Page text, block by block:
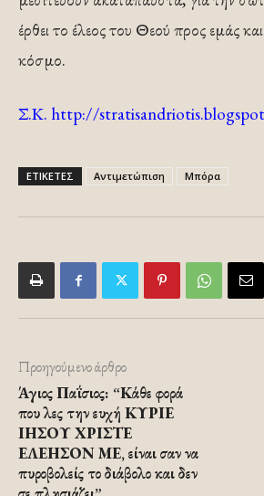
έρθει το έλεος του Θεού προς εμάς
κόσμο.
Σ.Κ. http://
ΕΤΙΚΕΤΕΣ Αντιμετώπιση Μπόρα
Προηγούμενο άρθρο
Άγιος Παΐσιος: “Κάθε φορά
που λες την ευχή ΚΥΡΙΕ
ΙΗΣΟΥ ΧΡΙΣΤΕ
ΕΛΕΗΣΟΝ ΜΕ, είναι σαν να
πυροβολείς το διάβολο και δεν